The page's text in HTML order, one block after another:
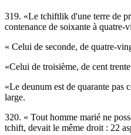
319. «Le tchiftlik d'une terre de
contenance de soixante à quatre-
« Celui de seconde, de quatre-
«Celui de troisième, de cent
«Le deunum est de quarante pas
large.
320. « Tout homme marié ne
tchift, devait le même droit : 22